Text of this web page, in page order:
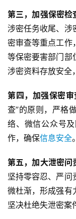
第三，加强保密检
涉密任务收尾、涉
密审查等重点工作
等保密要害部门部
涉密资料存放安全
第四，加强保密审
查”的原则，严格
络、微信公众号
作，确保信息安全。
第五，加大泄密问
坚持零容忍、严问
微杜渐，形成强有
坚决杜绝失泄密案